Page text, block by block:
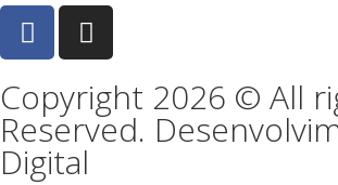
Copyright 2026 © All
Reserved.
Digital